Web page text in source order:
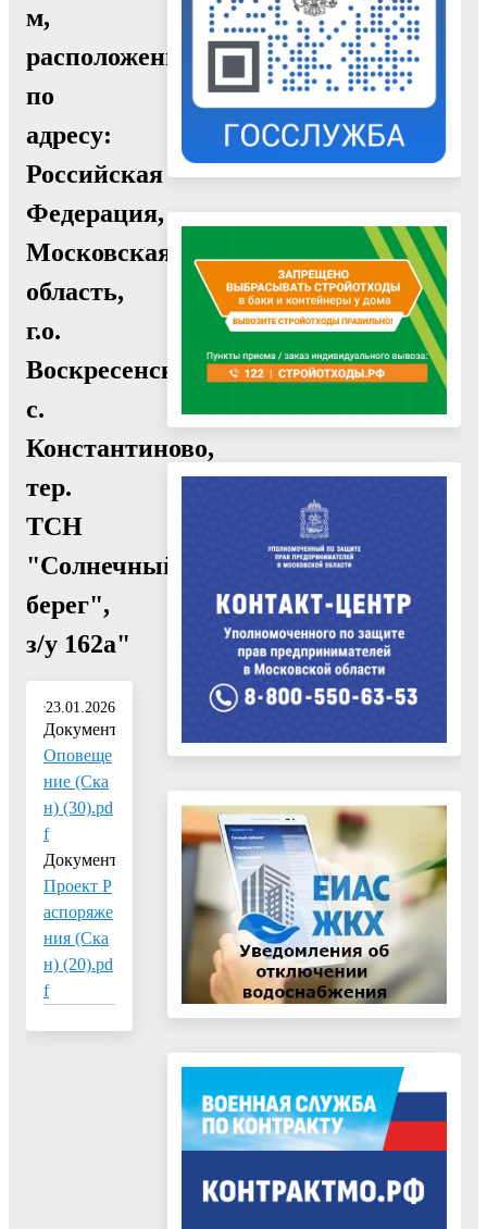
м,
расположенного
по
адресу:
Российская
Федерация,
Московская
область,
г.о.
Воскресенск,
с.
Константиново,
тер.
ТСН
"Солнечный
берег",
з/у 162а"
23.01.2026
Документ:
Оповеще
ние (Ска
н) (30).pd
f
Документ:
Проект Р
аспоряже
ния (Ска
н) (20).pd
f